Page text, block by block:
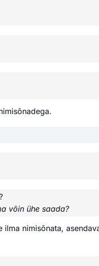
võin ühe saada?
ilma nimisõnata,